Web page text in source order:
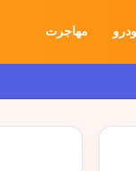
مهاجرت